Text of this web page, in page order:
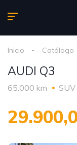
Inicio Catálogo
AUDI Q3
65.000 km SUV